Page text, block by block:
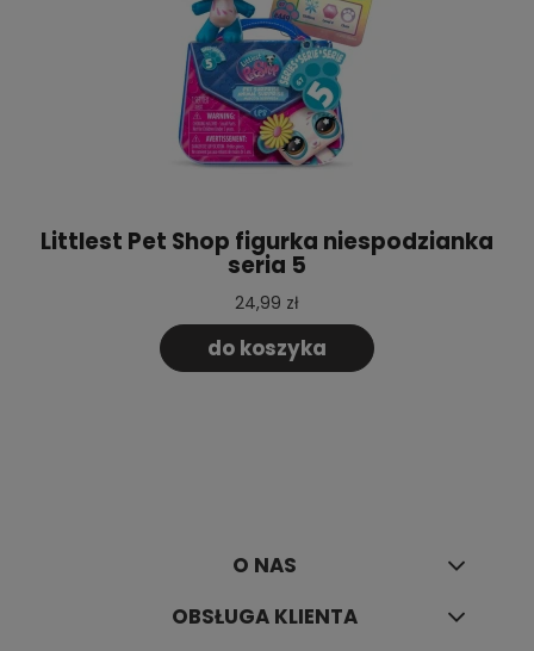
Littlest Pet Shop figurka niespodzianka
seria 5
24,99 zł
do koszyka
O NAS
OBSŁUGA KLIENTA